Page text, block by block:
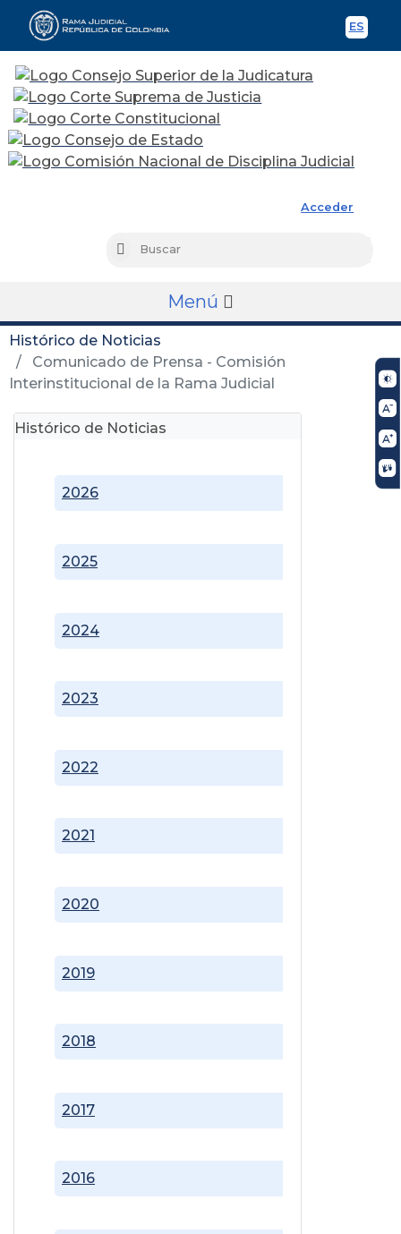
ES
Acceder
Buscar
Menú
Histórico de Noticias
Comunicado de Prensa - Comisión
Interinstitucional de la Rama Judicial
Histórico de Noticias
2016
2017
2018
2019
2020
2021
2022
2023
2024
2025
2026